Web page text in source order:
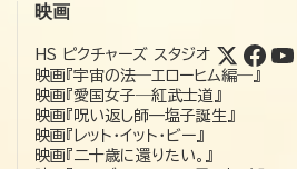
映画
HS ピクチャーズ スタジオ
映画『宇宙の法―エローヒム編―』
映画『愛国女子―紅武士道』
映画『呪い返し師—塩子誕生』
映画『レット・イット・ビー』
映画『二十歳に還りたい。』